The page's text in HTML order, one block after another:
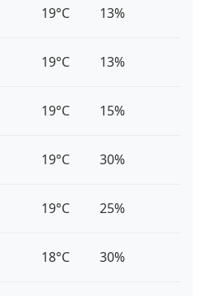
19°C 13%
19°C 13%
19°C 15%
19°C 30%
19°C 25%
18°C 30%